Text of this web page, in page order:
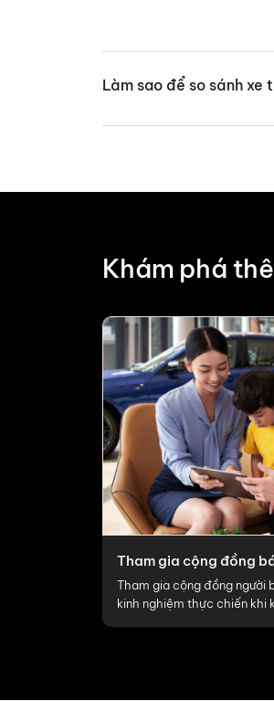
Làm sao để so sánh xe
Khám phá
Tham gia cộng đồng
Tham gia cộng đồng người
kinh nghiệm thực chiến khi